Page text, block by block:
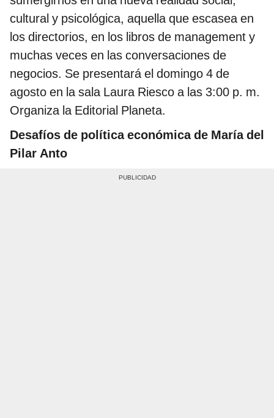
cultural y psicológica, aquella que escasea en
los directorios, en los libros de management y
muchas veces en las conversaciones de
negocios. Se presentará el domingo 4 de
agosto en la sala Laura Riesco a las 3:00 p. m.
Organiza la Editorial Planeta.
Desafíos de política económica de María del
Pilar Anto